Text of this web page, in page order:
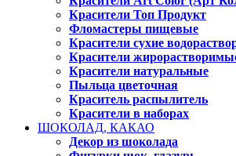
Красители Топ Продукт
Фломастеры пищевые
Красители сухие
Красители
Красители натуральные
Пыльца цветочная
Краситель распылитель
Красители в наборах
ШОКОЛАД, КАКАО
Декор из шоколада